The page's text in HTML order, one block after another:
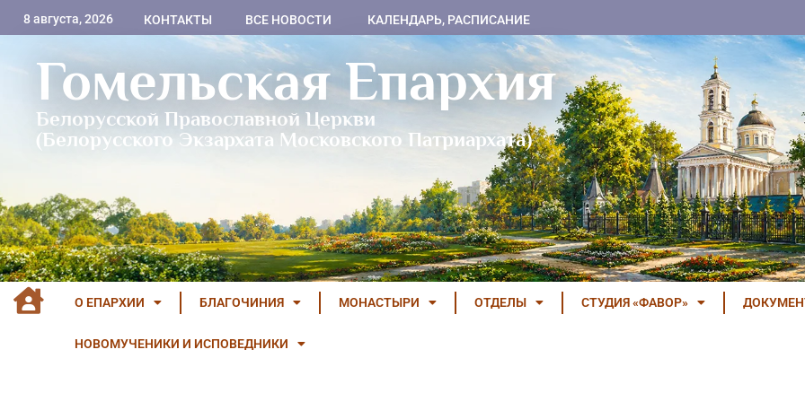
8 августа, 2026 КОНТАКТЫ ВСЕ НОВОСТИ КАЛЕНДАРЬ, РАСПИСАНИЕ
Гомельская Епархия
Белорусской Православной Церкви
(Белорусского Экзархата Московского Патриархата)
О ЕПАРХИИ БЛАГОЧИНИЯ МОНАСТЫРИ ОТДЕЛЫ СТУДИЯ «ФАВОР»
НОВОМУЧЕНИКИ И ИСПОВЕДНИКИ